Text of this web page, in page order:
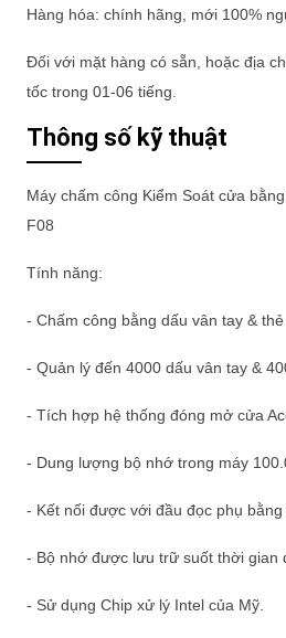
Hàng hóa: chính hãng, mới 100%
Đối với mặt hàng có sẵn, hoặc địa
tốc trong 01-06 tiếng.
Thông số kỹ thuật
Máy chấm công Kiểm Soát cửa
F08
Tính năng:
- Chấm công bằng dấu vân tay &
- Quản lý đến 4000 dấu vân tay &
- Tích hợp hệ thống đóng mở cửa
- Dung lượng bộ nhớ trong máy
- Kết nối được với đầu đọc phụ bằng
- Bộ nhớ được lưu trữ suốt thời gian
- Sử dụng Chip xử lý Intel của Mỹ.